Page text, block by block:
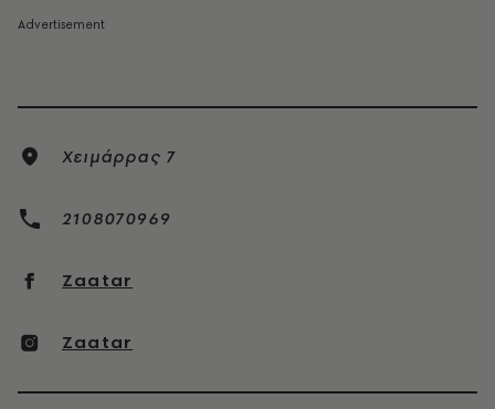
Χειμάρρας 7
2108070969
Zaatar
Zaatar